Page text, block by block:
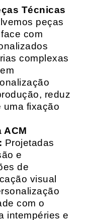
Técnicas
peças
com
complexas
reduz
uma fixação
ACM
Projetadas
e
de
visual
com o
intempéries e